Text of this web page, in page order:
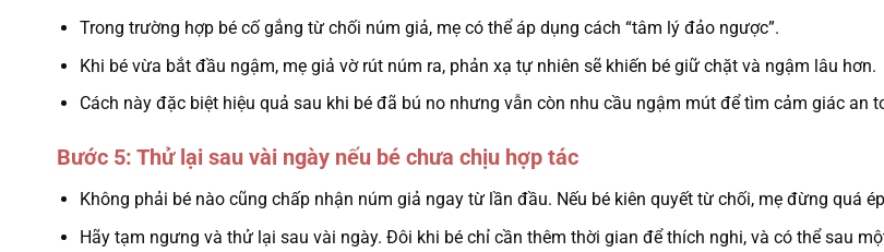
Trong trường hợp bé cố gắng từ chối núm giả, mẹ có thể áp dụng cách “tâm lý đảo ngược”.
Khi bé vừa bắt đầu ngậm, mẹ giả vờ rút núm ra, phản xạ tự nhiên sẽ khiến bé giữ chặt và ngậm lâu hơn.
Cách này đặc biệt hiệu quả sau khi bé đã bú no nhưng vẫn còn nhu cầu ngậm mút để tìm cảm giác an
Bước 5: Thử lại sau vài ngày nếu bé chưa chịu hợp tác
Không phải bé nào cũng chấp nhận núm giả ngay từ lần đầu. Nếu bé kiên quyết từ chối, mẹ đừng quá
Hãy tạm ngưng và thử lại sau vài ngày. Đôi khi bé chỉ cần thêm thời gian để thích nghi, và có thể sau